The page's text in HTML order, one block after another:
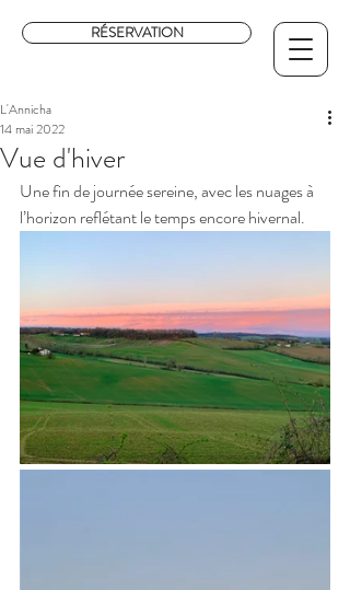
RÉSERVATION
Vue d'hiver
L'Annicha
14 mai 2022
Une fin de journée sereine, avec les nuages à
l’horizon reflétant le temps encore hivernal.